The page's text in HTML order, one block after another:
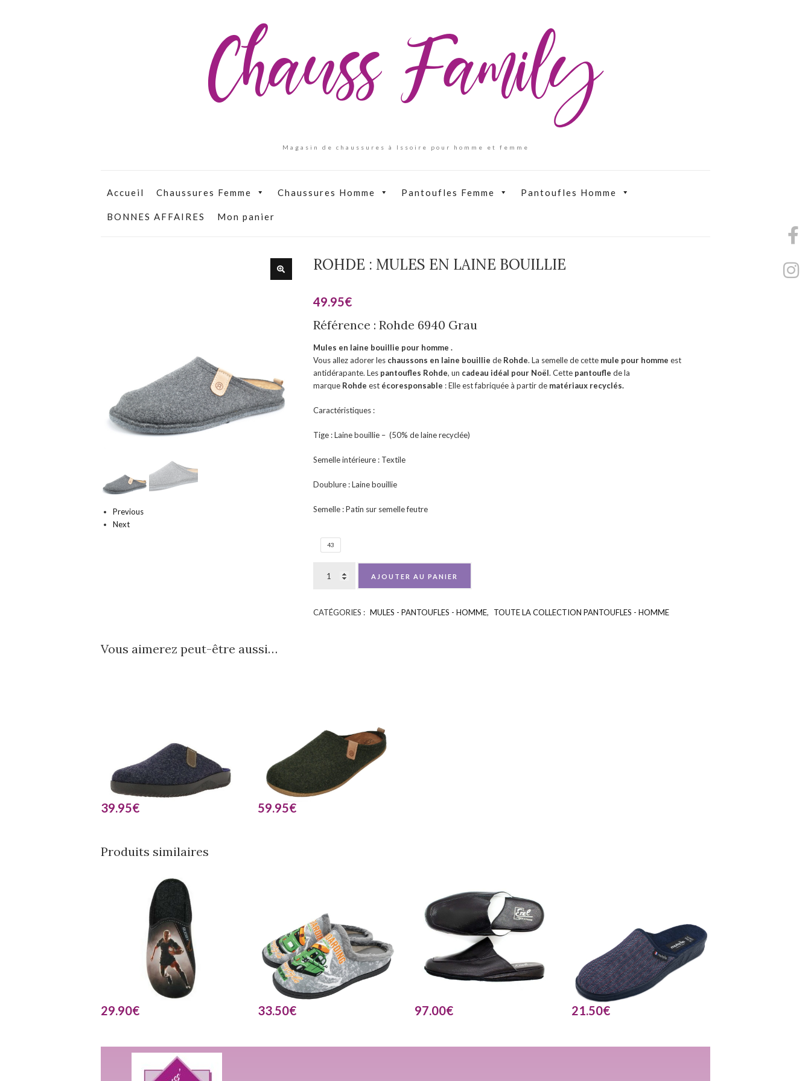
Chauss Family
Magasin de chaussures à Issoire pour homme et femme
Accueil Chaussures Femme Chaussures Homme Pantoufles Femme Pantoufles Homme
BONNES AFFAIRES Mon panier
Previous
Next
ROHDE : MULES EN LAINE BOUILLIE
49.95€
Référence : Rohde 6940 Grau
Mules en laine bouillie pour homme .
Vous allez adorer leschaussons en laine bouillie de Rohde. La semelle de cette mule pour homme est
antidérapante. Les pantoufles Rohde, un cadeau idéal pour Noël. Cette pantoufle de la
marque Rohde est écoresponsable : Elle est fabriquée à partir de matériaux recyclés.
Caractéristiques :
Tige : Laine bouillie – (50% de laine recyclée)
Semelle intérieure : Textile
Doublure : Laine bouillie
Semelle : Patin sur semelle feutre
43
AJOUTER AU PANIER
CATÉGORIES : MULES - PANTOUFLES - HOMME, TOUTE LA COLLECTION PANTOUFLES - HOMME
Vous aimerez peut-être aussi…
39.95€ 59.95€
Produits similaires
29.90€ 33.50€ 97.00€ 21.50€